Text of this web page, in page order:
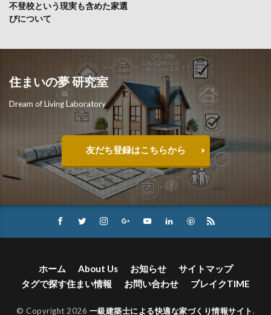
不登校という現実も含めた家選
びについて
住まいの夢 研究室
Dream of Living Laboratory
友だち登録はこちらから
ホーム About Us お知らせ
サイトマップ
タグで探す住まい情報
お問い合わせ ブレイクTIME
© Copyright 2026 一級建築士による快適な家づくり情報サイト.